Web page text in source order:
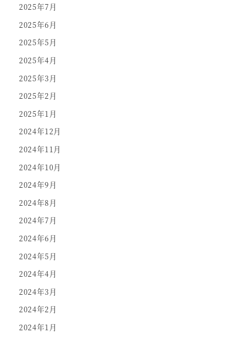
2025年7月
2025年6月
2025年5月
2025年4月
2025年3月
2025年2月
2025年1月
2024年12月
2024年11月
2024年10月
2024年9月
2024年8月
2024年7月
2024年6月
2024年5月
2024年4月
2024年3月
2024年2月
2024年1月